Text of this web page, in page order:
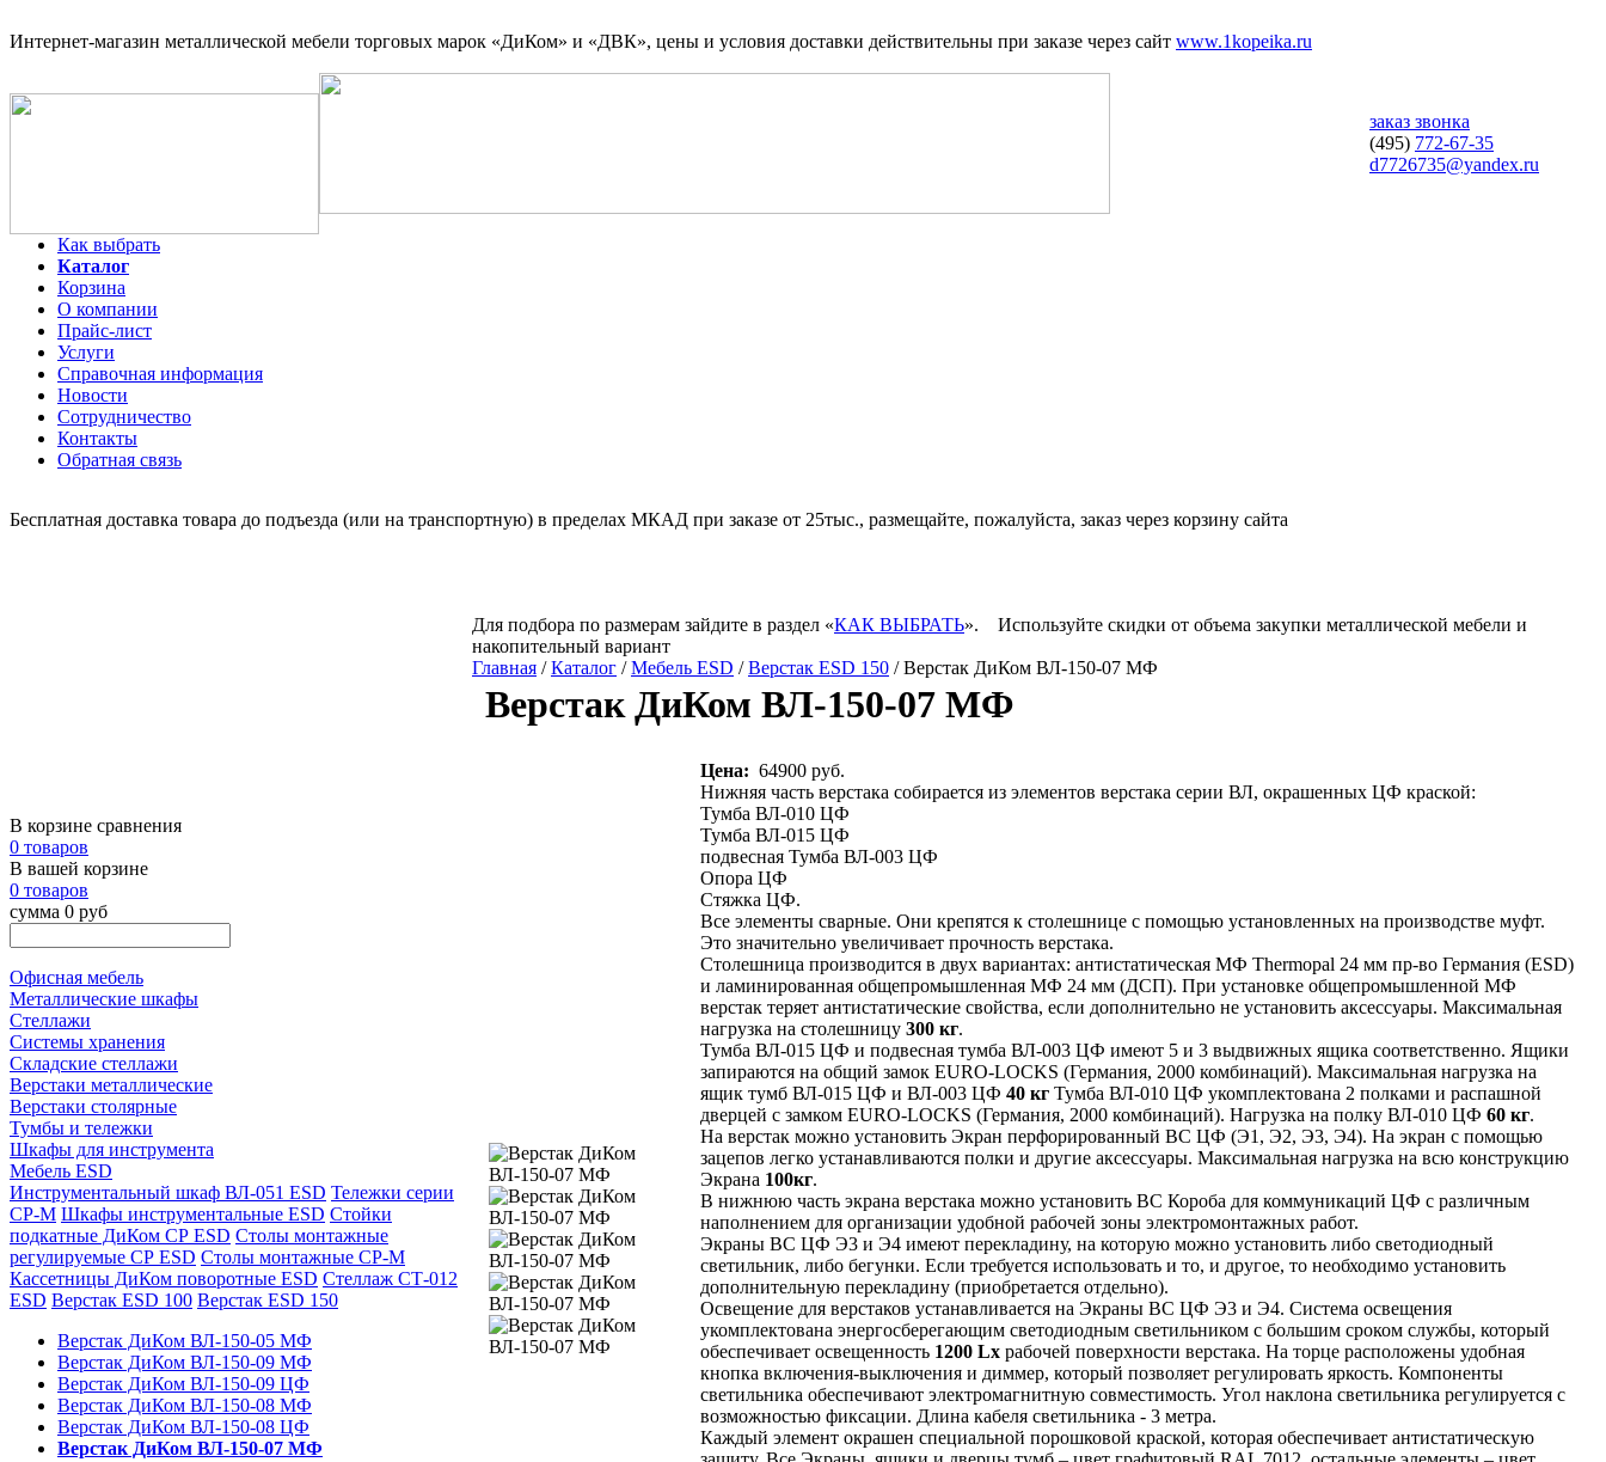
Интернет-магазин металлической мебели торговых марок «ДиКом» и «ДВК», цены и условия доставки действительны при заказе через сайт www.1kopeika.ru
заказ звонка
(495) 772-67-35
d7726735@yandex.ru
Как выбрать
Каталог
Корзина
О компании
Прайс-лист
Услуги
Справочная информация
Новости
Сотрудничество
Контакты
Обратная связь
Бесплатная доставка товара до подъезда (или на транспортную) в пределах МКАД при заказе от 25тыс., размещайте, пожалуйста, заказ через корзину сайта
В корзине сравнения
0 товаров
В вашей корзине
0 товаров
сумма 0 руб
Офисная мебель
Металлические шкафы
Стеллажи
Системы хранения
Складские стеллажи
Верстаки металлические
Верстаки столярные
Тумбы и тележки
Шкафы для инструмента
Мебель ESD
Инструментальный шкаф ВЛ-051 ESD Тележки серии
СР-М Шкафы инструментальные ESD Стойки
подкатные ДиКом СР ESD Столы монтажные
регулируемые СР ESD Столы монтажные СР-М
Кассетницы ДиКом поворотные ESD Стеллаж СТ-012
ESD Верстак ESD 100 Верстак ESD 150
Верстак ДиКом ВЛ-150-05 МФ
Верстак ДиКом ВЛ-150-09 МФ
Верстак ДиКом ВЛ-150-09 ЦФ
Верстак ДиКом ВЛ-150-08 МФ
Верстак ДиКом ВЛ-150-08 ЦФ
Верстак ДиКом ВЛ-150-07 МФ
Для подбора по размерам зайдите в раздел «КАК ВЫБРАТЬ».
Используйте скидки от объема закупки металлической мебели и
накопительный вариант
Главная /Каталог /Мебель ESD /Верстак ESD 150 / Верстак ДиКом ВЛ-150-07 МФ
Верстак ДиКом ВЛ-150-07 МФ
Цена: 64900 руб.
Нижняя часть верстака собирается из элементов верстака серии ВЛ, окрашенных ЦФ краской:
Тумба ВЛ-010 ЦФ
Тумба ВЛ-015 ЦФ
подвесная Тумба ВЛ-003 ЦФ
Опора ЦФ
Стяжка ЦФ.
Все элементы сварные. Они крепятся к столешнице с помощью установленных на производстве муфт.
Это значительно увеличивает прочность верстака.
Столешница производится в двух вариантах: антистатическая МФ Thermopal 24 мм пр-во Германия (ESD)
и ламинированная общепромышленная МФ 24 мм (ДСП). При установке общепромышленной МФ
верстак теряет антистатические свойства, если дополнительно не установить аксессуары. Максимальная
нагрузка на столешницу 300 кг.
Тумба ВЛ-015 ЦФ и подвесная тумба ВЛ-003 ЦФ имеют 5 и 3 выдвижных ящика соответственно. Ящики
запираются на общий замок EURO-LOCKS (Германия, 2000 комбинаций). Максимальная нагрузка на
ящик тумб ВЛ-015 ЦФ и ВЛ-003 ЦФ 40 кг Тумба ВЛ-010 ЦФ укомплектована 2 полками и распашной
дверцей с замком EURO-LOCKS (Германия, 2000 комбинаций). Нагрузка на полку ВЛ-010 ЦФ 60 кг.
На верстак можно установить Экран перфорированный ВС ЦФ (Э1, Э2, Э3, Э4). На экран с помощью
зацепов легко устанавливаются полки и другие аксессуары. Максимальная нагрузка на всю конструкцию
Экрана 100кг.
В нижнюю часть экрана верстака можно установить ВС Короба для коммуникаций ЦФ с различным
наполнением для организации удобной рабочей зоны электромонтажных работ.
Экраны ВС ЦФ Э3 и Э4 имеют перекладину, на которую можно установить либо светодиодный
светильник, либо бегунки. Если требуется использовать и то, и другое, то необходимо установить
дополнительную перекладину (приобретается отдельно).
Освещение для верстаков устанавливается на Экраны ВС ЦФ Э3 и Э4. Система освещения
укомплектована энергосберегающим светодиодным светильником с большим сроком службы, который
обеспечивает освещенность 1200 Lx рабочей поверхности верстака. На торце расположены удобная
кнопка включения-выключения и диммер, который позволяет регулировать яркость. Компоненты
светильника обеспечивают электромагнитную совместимость. Угол наклона светильника регулируется с
возможностью фиксации. Длина кабеля светильника - 3 метра.
Каждый элемент окрашен специальной порошковой краской, которая обеспечивает антистатическую